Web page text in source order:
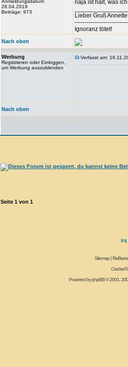
Anmeldungsdatum:
26.04.2019
Beiträge: 973
naja ist halt, was
Lieber Gruß Annette
Ignoranz tötet!
Nach oben
Werbung
Registrieren oder Einloggen,
um Werbung auszublenden
Verfasst am:
Nach oben
Seite 1 von 1
Sitemap|
Powered byphpBB© 2001,